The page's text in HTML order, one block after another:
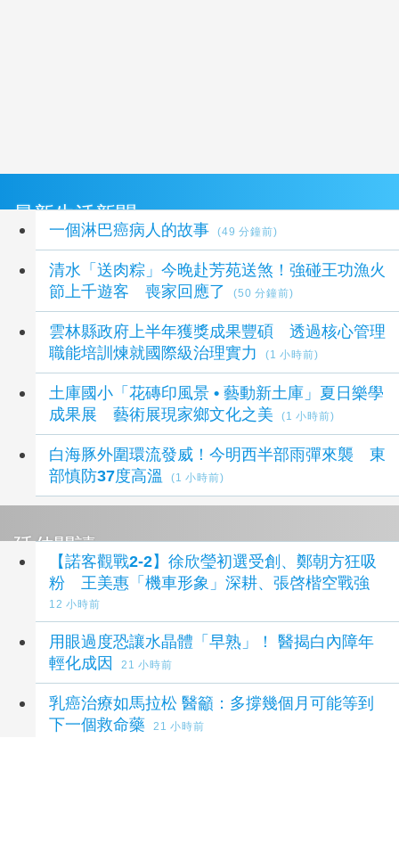
最新生活新聞
一個淋巴癌病人的故事 (49 分鐘前)
清水「送肉粽」今晚赴芳苑送煞！強碰王功漁火
節上千遊客 喪家回應了
(50 分鐘前)
雲林縣政府上半年獲獎成果豐碩 透過核心管理
職能培訓煉就國際級治理實力
(1 小時前)
土庫國小「花磚印風景 • 藝動新土庫」夏日樂學
成果展 藝術展現家鄉文化之美
(1 小時前)
白海豚外圍環流發威！今明西半部雨彈來襲 東
部慎防37度高溫
(1 小時前)
延伸閱讀
【諾客觀戰2-2】徐欣瑩初選受創、鄭朝方狂吸
粉 王美惠「機車形象」深耕、張啓楷空戰強
12 小時前
用眼過度恐讓水晶體「早熟」！ 醫揭白內障年
輕化成因
21 小時前
乳癌治療如馬拉松 醫籲：多撐幾個月可能等到
下一個救命藥
21 小時前